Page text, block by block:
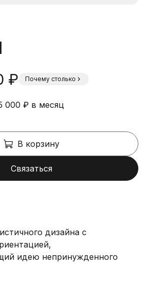
₽ Почему столько
000 ₽ в месяц
В корзину
Связаться
дизайна с
идею непринужденного